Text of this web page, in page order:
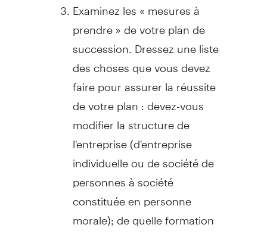
Examinez les « mesures à
prendre » de votre plan de
succession. Dressez une liste
des choses que vous devez
faire pour assurer la réussite
de votre plan : devez-vous
modifier la structure de
l'entreprise (d'entreprise
individuelle ou de société de
personnes à société
constituée en personne
morale); de quelle formation